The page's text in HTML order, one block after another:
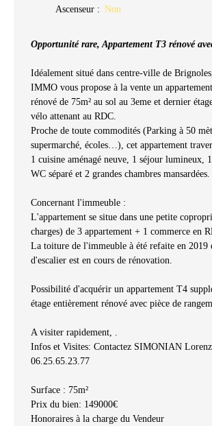
Ascenseur : Non
Opportunité rare, Appartement T3 rénové
Idéalement situé dans centre-ville de
IMMO vous propose à la vente un
rénové de 75m² au sol au 3eme et dernier
vélo attenant au RDC.
Proche de toute commodités (Parking à 50
supermarché, écoles…), cet appartement
1 cuisine aménagé neuve, 1 séjour lumineux,
WC séparé et 2 grandes chambres mansardées.
Concernant l'immeuble :
L'appartement se situe dans une petite
charges) de 3 appartement + 1 commerce en
La toiture de l'immeuble à été refaite en 2019
d'escalier est en cours de rénovation.
Possibilité d'acquérir un appartement T4
étage entièrement rénové avec pièce de
A visiter rapidement, .
Infos et Visites: Contactez SIMONIAN
06.25.65.23.77
Surface : 75m²
Prix du bien: 149000€
Honoraires à la charge du Vendeur